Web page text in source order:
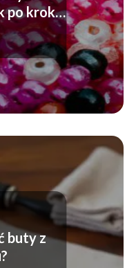
po kroku
buty z